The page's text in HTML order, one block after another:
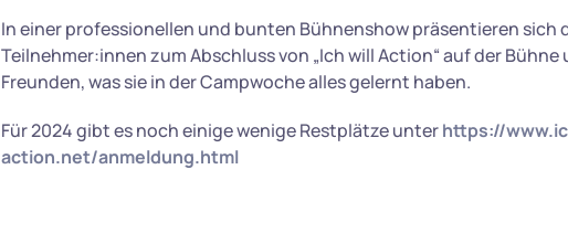
In einer professionellen und bunten Bühnenshow präsentieren sich
Teilnehmer:innen zum Abschluss von „Ich will Action“ auf der Bühne
Freunden, was sie in der Campwoche alles gelernt haben.
Für 2024 gibt es noch einige wenige Restplätze unterhttps://
action.net/anmeldung.html